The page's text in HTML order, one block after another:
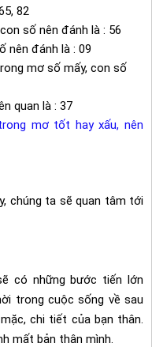
82
số nên đánh là : 56
nên đánh là : 09
mơ số mấy, con số
quan là : 37
mơ tốt hay xấu, nên
chúng ta sẽ quan tâm tới
có những bước tiến lớn
trong cuộc sống về sau
chi tiết của bạn thân.
mất bản thân mình.